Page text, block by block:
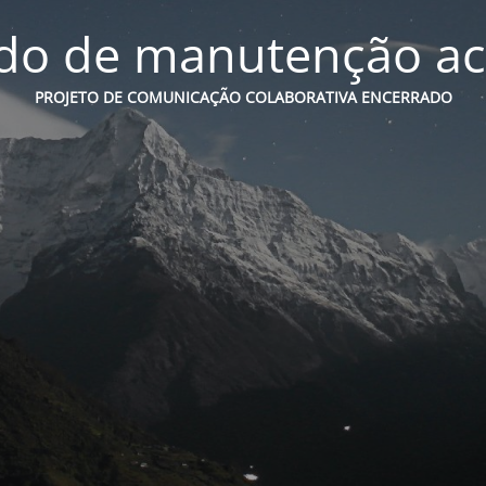
de manutenção
PROJETO DE COMUNICAÇÃO COLABORATIVA ENCERRADO